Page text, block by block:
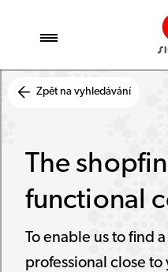
Zpět na vyhledávání
The
functional
To enable us to find
professional close